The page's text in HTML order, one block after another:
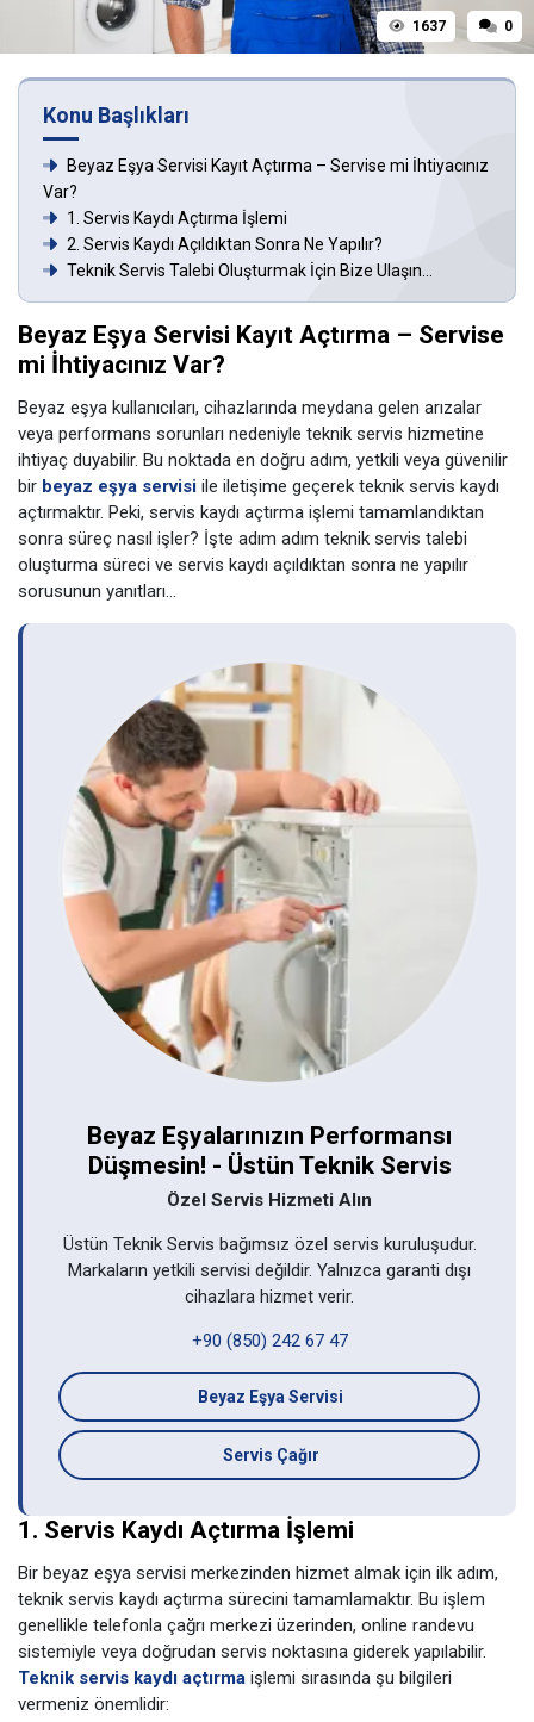
1637 0
Konu Başlıkları
Beyaz Eşya Servisi Kayıt Açtırma – Servise mi İhtiyacınız
Var?
1. Servis Kaydı Açtırma İşlemi
2. Servis Kaydı Açıldıktan Sonra Ne Yapılır?
Teknik Servis Talebi Oluşturmak İçin Bize Ulaşın…
Beyaz Eşya Servisi Kayıt Açtırma – Servise
mi İhtiyacınız Var?
Beyaz eşya kullanıcıları, cihazlarında meydana gelen arızalar
veya performans sorunları nedeniyle teknik servis hizmetine
ihtiyaç duyabilir. Bu noktada en doğru adım, yetkili veya güvenilir
bir beyaz eşya servisi ile iletişime geçerek teknik servis kaydı
açtırmaktır. Peki, servis kaydı açtırma işlemi tamamlandıktan
sonra süreç nasıl işler? İşte adım adım teknik servis talebi
oluşturma süreci ve servis kaydı açıldıktan sonra ne yapılır
sorusunun yanıtları…
Beyaz Eşyalarınızın Performansı
Düşmesin! - Üstün Teknik Servis
Özel Servis Hizmeti Alın
Üstün Teknik Servis bağımsız özel servis kuruluşudur.
Markaların yetkili servisi değildir. Yalnızca garanti dışı
cihazlara hizmet verir.
+90 (850) 242 67 47
Beyaz Eşya Servisi
Servis Çağır
1. Servis Kaydı Açtırma İşlemi
Bir beyaz eşya servisi merkezinden hizmet almak için ilk adım,
teknik servis kaydı açtırma sürecini tamamlamaktır. Bu işlem
genellikle telefonla çağrı merkezi üzerinden, online randevu
sistemiyle veya doğrudan servis noktasına giderek yapılabilir.
Teknik servis kaydı açtırma işlemi sırasında şu bilgileri
vermeniz önemlidir: